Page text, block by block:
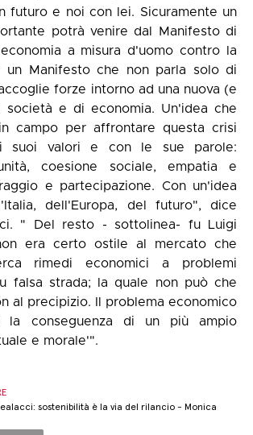
futuro e noi con lei. Sicuramente un
potrà venire dal Manifesto di
a misura d'uomo contro la
un Manifesto che non parla solo di
forze intorno ad una nuova (e
società e di economia. Un'idea che
campo per affrontare questa crisi
suoi valori e con le sue parole:
coesione sociale, empatia e
e partecipazione. Con un'idea
dell'Europa, del futuro", dice
" Del resto - sottolinea- fu Luigi
era certo ostile al mercato che
rimedi economici a problemi
falsa strada; la quale non può che
al precipizio. Il problema economico
conseguenza di un più ampio
e morale'".
sostenibilità è la via del rilancio - Monica